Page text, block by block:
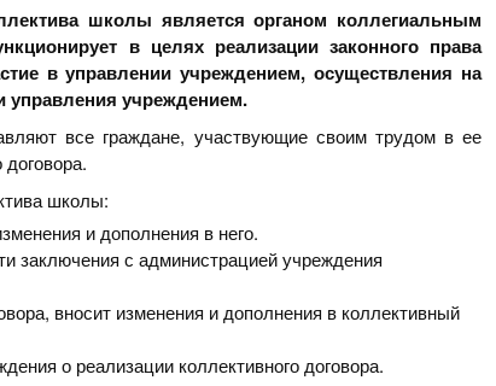
школы является органом коллегиальным
в целях реализации законного права
в управлении учреждением, осуществления на
управления учреждением.
все граждане, участвующие своим трудом в ее
школы:
и дополнения в него.
заключения с администрацией учреждения
вносит изменения и дополнения в коллективный
о реализации коллективного договора.